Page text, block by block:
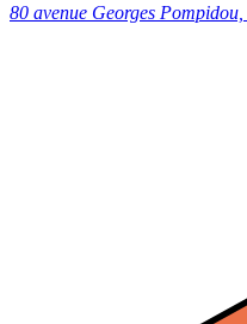
80 avenue Georges